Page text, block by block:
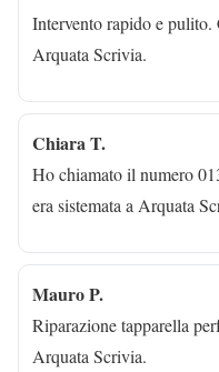
Intervento rapido e pulito.
Arquata Scrivia.
Chiara T.
Ho chiamato il numero
era sistemata a Arquata
Mauro P.
Riparazione tapparella
Arquata Scrivia.